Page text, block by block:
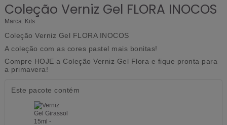
Coleção Verniz Gel FLORA INOCOS
Marca: Kits
Coleção Verniz Gel FLORA INOCOS
A coleção com as cores pastel mais bonitas!
Compre HOJE a Coleção Verniz Gel Flora e fique pronta para
a primavera!
Este pacote contém